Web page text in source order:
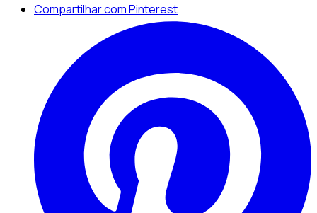
Compartilhar com Pinterest